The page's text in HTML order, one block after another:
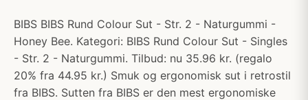
BIBS BIBS Rund Colour Sut - Str. 2 - Naturgummi -
Honey Bee. Kategori: BIBS Rund Colour Sut - Singles
- Str. 2 - Naturgummi. Tilbud: nu 35.96 kr. (regalo
20% fra 44.95 kr.) Smuk og ergonomisk sut i retrostil
fra BIBS. Sutten fra BIBS er den mest ergonomiske